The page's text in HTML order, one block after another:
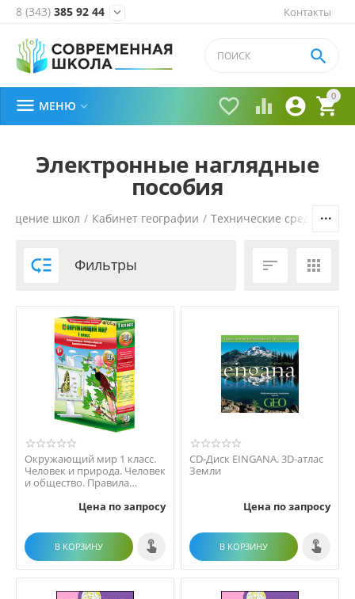
Контакты
8 (343) 385 92 44 
0


 

 МЕНЮ 
Электронные наглядные
пособия
школ / Кабинет географии / Технические средства
 Фильтры  
Окружающий мир 1 класс.
Человек и природа. Человек
и общество. Правила
Цена по запросу
В КОРЗИНУ
CD-Диск EINGANA. 3D-атлас
Земли
Цена по запросу
В КОРЗИНУ